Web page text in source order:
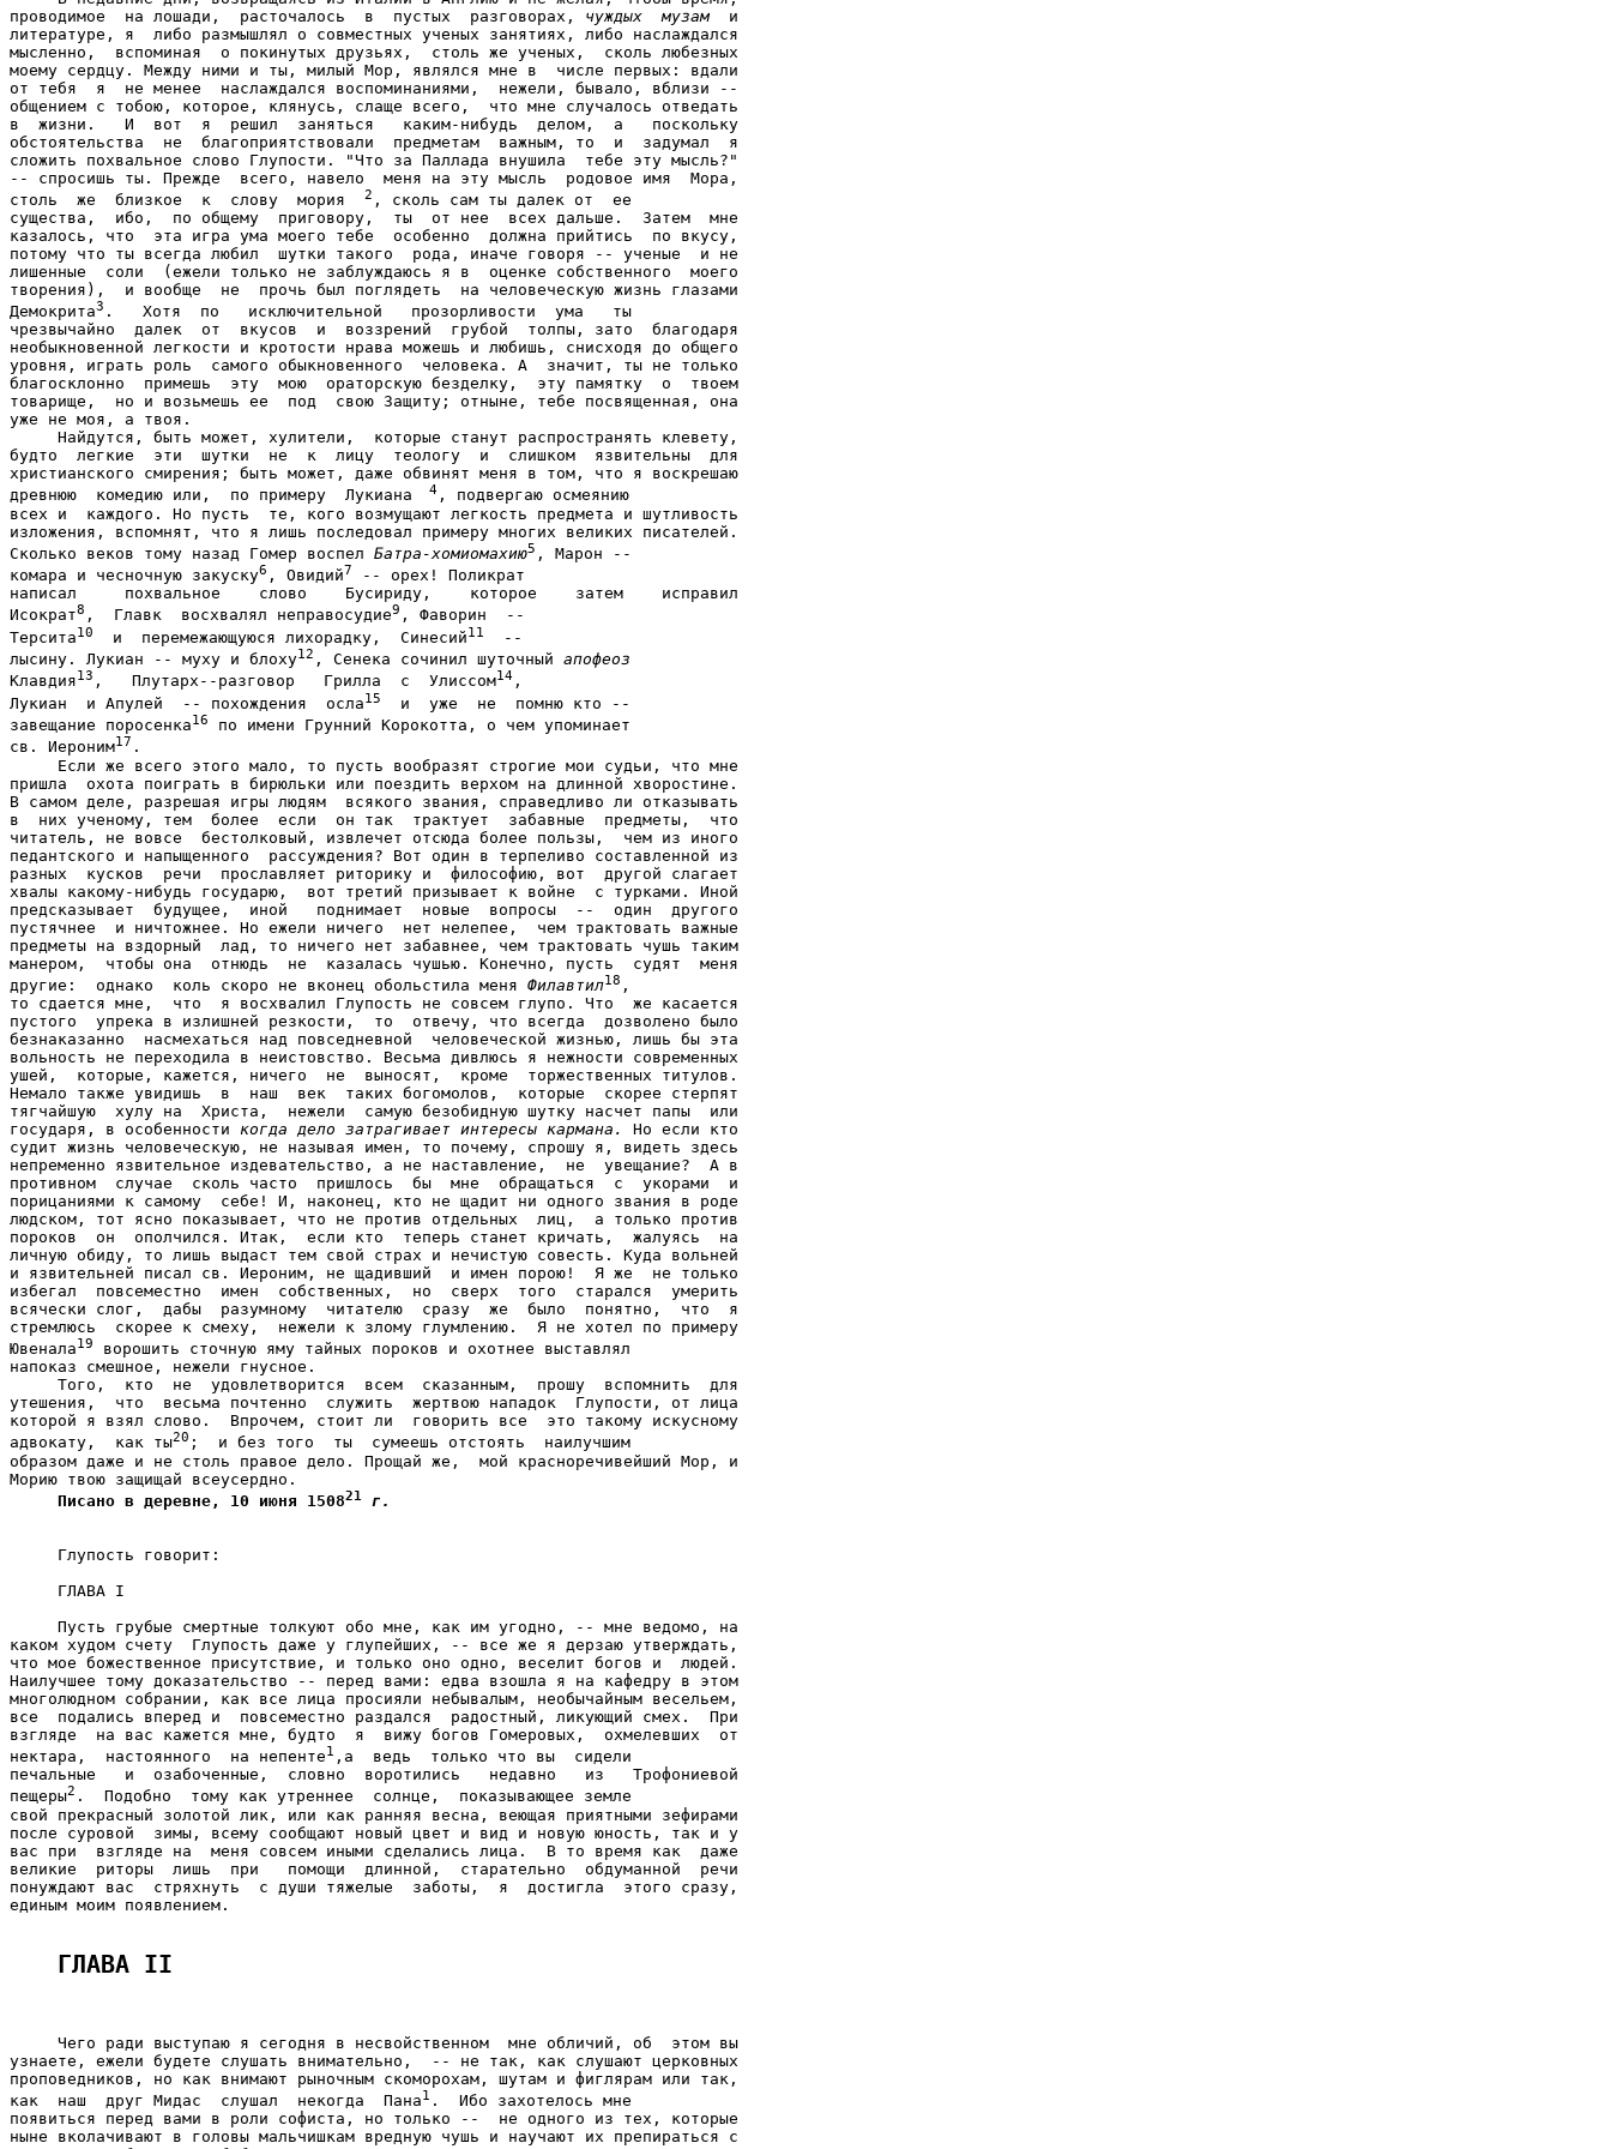
проводимое  на лошади,  расточалось  в  пустых  разговорах, чуждых  музам
  и
литературе, я  либо размышлял о совместных ученых занятиях, либо наслаждался
мысленно,  вспоминая  о покинутых друзьях,  столь же ученых,  сколь любезных
моему сердцу. Между ними и ты, милый Мор, являлся мне в  числе первых: вдали
от тебя  я  не менее  наслаждался воспоминаниями,  нежели, бывало, вблизи --
общением с тобою, которое, клянусь, слаще всего,  что мне случалось отведать
в  жизни.   И  вот  я  решил  заняться   каким-нибудь  делом,  а   поскольку
обстоятельства  не  благоприятствовали  предметам  важным, то  и  задумал  я
сложить похвальное слово Глупости. "Что за Паллада внушила  тебе эту мысль?"
-- спросишь ты. Прежде  всего, навело  меня на эту мысль  родовое имя  Мора,
столь  же  близкое  к  слову  мория 2 , сколь сам ты далек от  ее
существа,  ибо,  по общему  приговору,  ты  от нее  всех дальше.  Затем  мне
казалось, что  эта игра ума моего тебе  особенно  должна прийтись  по вкусу,
потому что ты всегда любил  шутки такого  рода, иначе говоря -- ученые  и не
лишенные  соли  (ежели только не заблуждаюсь я в  оценке собственного  моего
творения),  и вообще  не  прочь был поглядеть  на человеческую жизнь глазами
Демокрита3 .   Хотя  по   исключительной   прозорливости  ума   ты
чрезвычайно  далек  от  вкусов  и  воззрений  грубой  толпы, зато  благодаря
необыкновенной легкости и кротости нрава можешь и любишь, снисходя до общего
уровня, играть роль  самого обыкновенного  человека. А  значит, ты не только
благосклонно  примешь  эту  мою  ораторскую безделку,  эту памятку  о  твоем
товарище,  но и возьмешь ее  под  свою Защиту; отныне, тебе посвященная, она
уже не моя, а твоя.
     Найдутся, быть может, хулители,  которые станут распространять клевету,
будто  легкие  эти  шутки  не  к  лицу  теологу  и  слишком  язвительны  для
христианского смирения; быть может, даже обвинят меня в том, что я воскрешаю
древнюю  комедию или,  по примеру  Лукиана
  4
, подвергаю осмеянию
всех и  каждого. Но пусть  те, кого возмущают легкость предмета и шутливость
изложения, вспомнят, что я лишь последовал примеру многих великих писателей.
Сколько веков тому назад Гомер воспел Батра-хомиомахию5 , Марон --
комара и чесночную закуску6 , Овидий7
-- орех! Поликрат
написал     похвальное    слово    Бусириду,    которое    затем    исправил
Исократ8 ,  Главк  восхвалял неправосудие9 , Фаворин  --
Терсита10
  и  перемежающуюся лихорадку,  Синесий
11
  --
лысину. Лукиан -- муху и блоху12 , Сенека сочинил шуточный апофеоз
Клавдия13 ,   Плутарх--разговор   Грилла  с  Улиссом14 ,
Лукиан  и Апулей  -- похождения  осла15
  и  уже  не  помню кто --
завещание поросенка16
по имени Грунний Корокотта, о чем упоминает
св. Иероним17 .
     Если же всего этого мало, то пусть вообразят строгие мои судьи, что мне
пришла  охота поиграть в бирюльки или поездить верхом на длинной хворостине.
В самом деле, разрешая игры людям  всякого звания, справедливо ли отказывать
в  них ученому, тем  более  если  он так  трактует  забавные  предметы,  что
читатель, не вовсе  бестолковый, извлечет отсюда более пользы,  чем из иного
педантского и напыщенного  рассуждения? Вот один в терпеливо составленной из
разных  кусков  речи  прославляет риторику и  философию, вот  другой слагает
хвалы какому-нибудь государю,  вот третий призывает к войне  с турками. Иной
предсказывает  будущее,  иной   поднимает  новые  вопросы  --  один  другого
пустячнее  и ничтожнее. Но ежели ничего  нет нелепее,  чем трактовать важные
предметы на вздорный  лад, то ничего нет забавнее, чем трактовать чушь таким
манером,  чтобы она  отнюдь  не  казалась чушью. Конечно, пусть  судят  меня
другие:  однако  коль скоро не вконец обольстила меня Филавтил18 ,
то сдается мне,  что  я восхвалил Глупость не совсем глупо. Что  же касается
пустого  упрека в излишней резкости,  то  отвечу, что всегда  дозволено было
безнаказанно  насмехаться над повседневной  человеческой жизнью, лишь бы эта
вольность не переходила в неистовство. Весьма дивлюсь я нежности современных
ушей,  которые, кажется, ничего  не  выносят,  кроме  торжественных титулов.
Немало также увидишь  в  наш  век  таких богомолов,  которые  скорее стерпят
тягчайшую  хулу на  Христа,  нежели  самую безобидную шутку насчет папы  или
государя, в особенности когда дело затрагивает интересы кармана.
Но если кто
судит жизнь человеческую, не называя имен, то почему, спрошу я, видеть здесь
непременно язвительное издевательство, а не наставление,  не  увещание?  А в
противном  случае  сколь часто  пришлось  бы  мне  обращаться  с  укорами  и
порицаниями к самому  себе! И, наконец, кто не щадит ни одного звания в роде
людском, тот ясно показывает, что не против отдельных  лиц,  а только против
пороков  он  ополчился. Итак,  если кто  теперь станет кричать,  жалуясь  на
личную обиду, то лишь выдаст тем свой страх и нечистую совесть. Куда вольней
и язвительней писал св. Иероним, не щадивший  и имен порою!  Я же  не только
избегал  повсеместно  имен  собственных,  но  сверх  того  старался  умерить
всячески слог,  дабы  разумному  читателю  сразу  же  было  понятно,  что  я
стремлюсь  скорее к смеху,  нежели к злому глумлению.  Я не хотел по примеру
Ювенала19
ворошить сточную яму тайных пороков и охотнее выставлял
напоказ смешное, нежели гнусное.
     Того,  кто  не  удовлетворится  всем  сказанным,  прошу  вспомнить  для
утешения,  что  весьма почтенно  служить  жертвою нападок  Глупости, от лица
которой я взял слово.  Впрочем, стоит ли  говорить все  это такому искусному
адвокату,  как ты20 ;  и без того  ты  сумеешь отстоять  наилучшим
образом даже и не столь правое дело. Прощай же,  мой красноречивейший Мор, и
Морию твою защищай всеусердно.
Писано в деревне, 10 июня 150821 г.
Глупость говорит:
ГЛАВА I
     Пусть грубые смертные толкуют обо мне, как им угодно, -- мне ведомо, на
каком худом счету  Глупость даже у глупейших, -- все же я дерзаю утверждать,
что мое божественное присутствие, и только оно одно, веселит богов и  людей.
Наилучшее тому доказательство -- перед вами: едва взошла я на кафедру в этом
многолюдном собрании, как все лица просияли небывалым, необычайным весельем,
все  подались вперед и  повсеместно раздался  радостный, ликующий смех.  При
взгляде  на вас кажется мне, будто  я  вижу богов Гомеровых,  охмелевших  от
нектара,  настоянного  на непенте1 ,а  ведь  только что вы  сидели
печальные   и  озабоченные,  словно  воротились   недавно   из   Трофониевой
пещеры2 .  Подобно  тому как утреннее  солнце,  показывающее земле
свой прекрасный золотой лик, или как ранняя весна, веющая приятными зефирами
после суровой  зимы, всему сообщают новый цвет и вид и новую юность, так и у
вас при  взгляде на  меня совсем иными сделались лица.  В то время как  даже
великие  риторы  лишь  при   помощи  длинной,  старательно  обдуманной  речи
понуждают вас  стряхнуть  с души тяжелые  заботы,  я  достигла  этого сразу,
единым моим появлением.
ГЛАВА II
     Чего ради выступаю я сегодня в несвойственном  мне обличий, об  этом вы
узнаете, ежели будете слушать внимательно,  -- не так, как слушают церковных
проповедников, но как внимают рыночным скоморохам, шутам и фиглярам или так,
как  наш  друг Мидас  слушал  некогда  Пана1 .  Ибо захотелось мне
появиться перед вами в роли софиста, но только --  не одного из тех, которые
ныне вколачивают в головы мальчишкам вредную чушь и научают их препираться с